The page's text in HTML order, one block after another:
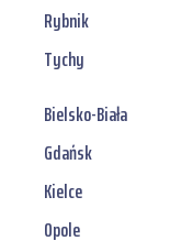
Rybnik
Tychy
Bielsko-Biała
Gdańsk
Kielce
Opole